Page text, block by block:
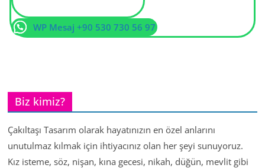
WP Mesaj +90 530 730 56 97
Biz kimiz?
Çakıltaşı Tasarım olarak hayatınızın en özel anlarını
unutulmaz kılmak için ihtiyacınız olan her şeyi sunuyoruz.
Kız isteme, söz, nişan, kına gecesi, nikah, düğün, mevlit gibi